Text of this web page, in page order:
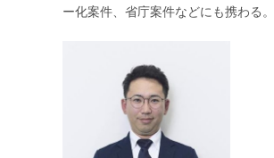
ー化案件、省庁案件などにも携わる。